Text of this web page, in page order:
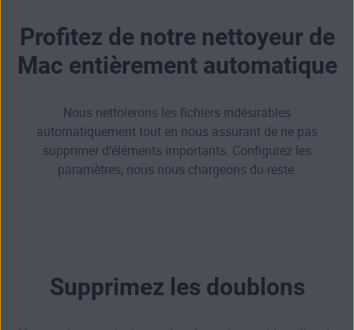
Profitez de notre nettoyeur de
Mac entièrement automatique
Nous nettoierons les fichiers indésirables
automatiquement tout en nous assurant de ne pas
supprimer d’éléments importants. Configurez les
paramètres, nous nous chargeons du reste.
Supprimez les doublons